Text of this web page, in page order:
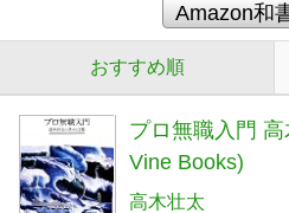
おすすめ順
プロ無職入門
Vine Books)
高木壮太